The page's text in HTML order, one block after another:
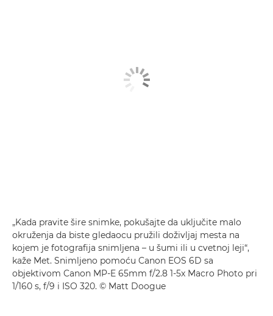
„Kada pravite šire snimke, pokušajte da uključite malo
okruženja da biste gledaocu pružili doživljaj mesta na
kojem je fotografija snimljena – u šumi ili u cvetnoj leji“,
kaže Met. Snimljeno pomoću Canon EOS 6D sa
objektivom Canon MP-E 65mm f/2.8 1-5x Macro Photo pri
1/160 s, f/9 i ISO 320. © Matt Doogue